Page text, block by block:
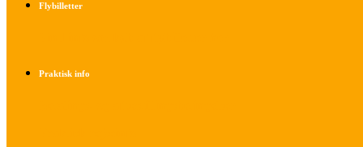
Flybilletter
Praktisk info